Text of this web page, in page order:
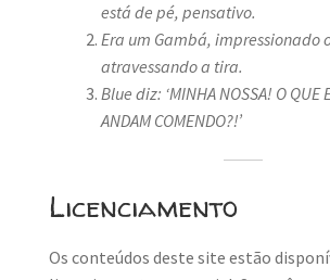
está de pé, pensativo.
Era um Gambá, impressionado
atravessando a tira.
Blue diz: ‘MINHA NOSSA! O QUE
ANDAM COMENDO?!’
Licenciamento
Os conteúdos deste site estão